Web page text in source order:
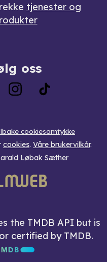
tjenester og
oss
cookiesamtykke
cookies. Våre brukervilkår.
Løbak Sæther
the TMDB API but is
certified by TMDB.